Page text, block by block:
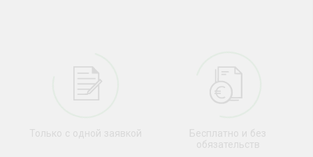
Только с одной заявкой
Бесплатно и без
обязательств